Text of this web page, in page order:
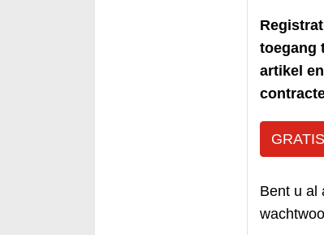
toegang
artikel
Bent u al